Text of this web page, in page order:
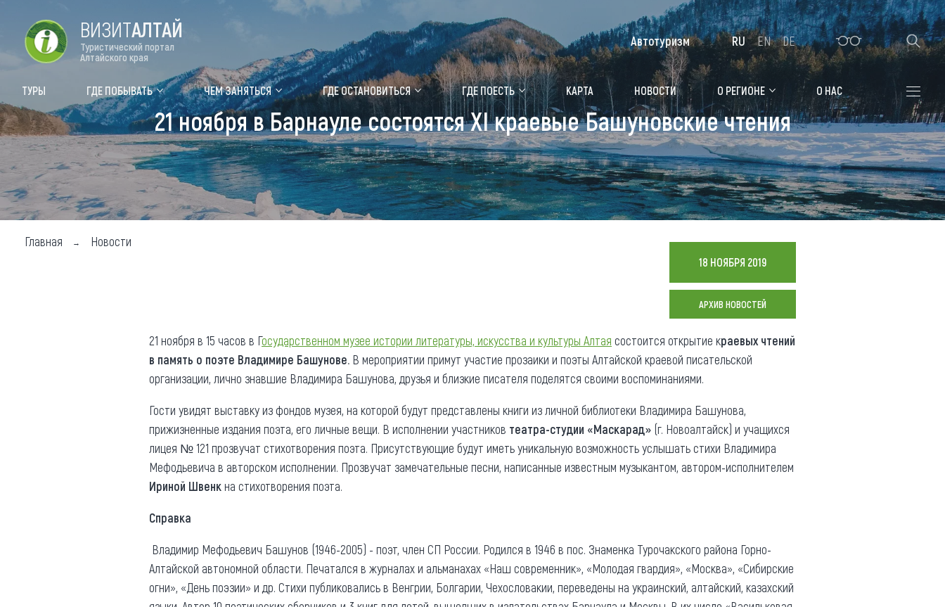
Цветение маральника Медицинский форум Алтайская зимовка
Туры Где побывать
Объекты природы
Объекты истории и культуры
Объекты развлечений
Чем заняться
Календарь событий
Аудиогид
Мой маршрут
Где остановиться
Санатории
Гостиницы, отели
Коттеджи, базы
Сельские усадьбы
Мотели, придорожные отели
Придорожные кафе
Карта
Новости
О регионе
Общая информация
Люди, прославившие Алтай
Карты и буклеты
Коллекция впечатлений
Блог путешественника
Фотогалерея
Реестр туроператоров
Реестр туристических
ВИЗИТАЛТАЙ
Туристический портал
Алтайского края
ТУРЫ ГДЕ ПОБЫВАТЬ ЧЕМ ЗАНЯТЬСЯ ГДЕ ОСТАНОВИТЬСЯ ГДЕ ПОЕСТЬ КАРТА НОВОСТИ О РЕГИОНЕ О НАС
Автотуризм RU EN DE
21 ноября в Барнауле состоятся XI краевые Башуновские чтения
Главная Новости
18 НОЯБРЯ 2019
АРХИВ НОВОСТЕЙ
21 ноября в 15 часов в Государственном музее истории литературы, искусства и культуры Алтая состоится открытие краевых чтений
в память о поэте Владимире Башунове. В мероприятии примут участие прозаики и поэты Алтайской краевой писательской
организации, лично знавшие Владимира Башунова, друзья и близкие писателя поделятся своими воспоминаниями.
Гости увидят выставку из фондов музея, на которой будут представлены книги из личной библиотеки Владимира Башунова,
прижизненные издания поэта, его личные вещи. В исполнении участников театра-студии «Маскарад» (г. Новоалтайск) и учащихся
лицея № 121 прозвучат стихотворения поэта. Присутствующие будут иметь уникальную возможность услышать стихи Владимира
Мефодьевича в авторском исполнении. Прозвучат замечательные песни, написанные известным музыкантом, автором-исполнителем
Ириной Швенкна стихотворения поэта.
Справка
Владимир Мефодьевич Башунов (1946-2005) - поэт, член СП России. Родился в 1946 в пос. Знаменка Турочакского района Горно-
Алтайской автономной области. Печатался в журналах и альманахах «Наш современник», «Молодая гвардия», «Москва», «Сибирские
огни», «День поэзии» и др. Стихи публиковались в Венгрии, Болгарии, Чехословакии, переведены на украинский, алтайский, казахский